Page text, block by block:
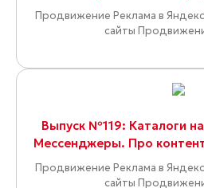
Продвижение Реклама в
сайты
Выпуск №119: Каталоги
Мессенджеры. Про
Продвижение Реклама в
сайты